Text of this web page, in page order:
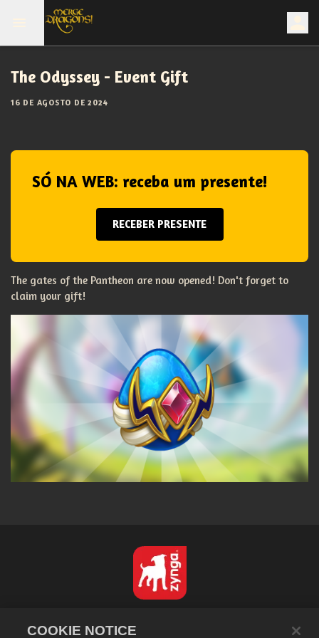
The Odyssey - Event Gift
16 DE AGOSTO DE 2024
SÓ NA WEB: receba um presente!
RECEBER PRESENTE
The gates of the Pantheon are now opened! Don't forget to
claim your gift!
COOKIE NOTICE